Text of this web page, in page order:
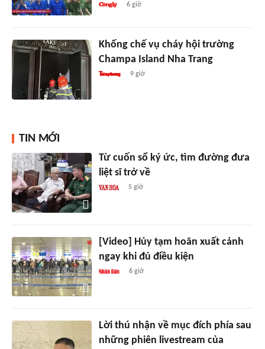
6 giờ
Khống chế vụ cháy hội trường
Champa Island Nha Trang
9 giờ
TIN MỚI
Từ cuốn sổ ký ức, tìm đường đưa
liệt sĩ trở về
5 giờ
[Video] Hủy tạm hoãn xuất cảnh
ngay khi đủ điều kiện
6 giờ
Lời thú nhận về mục đích phía sau
những phiên livestream của